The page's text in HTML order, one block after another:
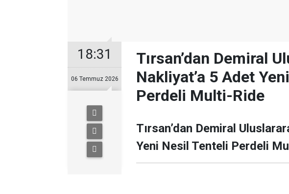
18:31
06 Temmuz 2026
Tırsan’dan Demiral
Nakliyat’a 5 Adet
Perdeli Multi-Ride
Tırsan’dan Demiral
Yeni Nesil Tenteli Perdeli